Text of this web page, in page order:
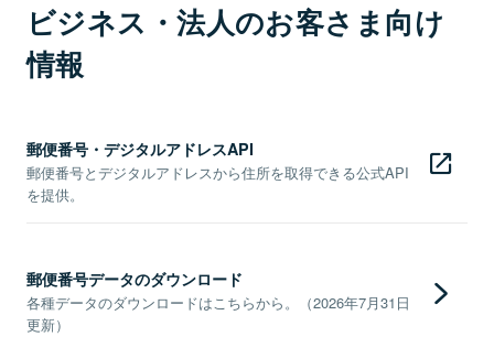
ビジネス・法人のお客さま向け
情報
郵便番号・デジタルアドレスAPI
郵便番号とデジタルアドレスから住所を取得できる公式API
を提供。
郵便番号データのダウンロード
各種データのダウンロードはこちらから。（2026年7月31日
更新）